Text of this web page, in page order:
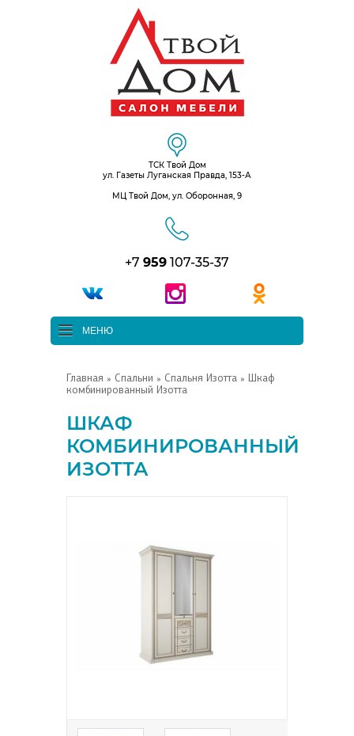
ТСК Твой Дом
ул. Газеты Луганская Правда, 153-А
МЦ Твой Дом, ул. Оборонная, 9
+7 959 107-35-37
МЕНЮ
Главная » Спальни » Спальня Изотта » Шкаф
комбинированный Изотта
ШКАФ
КОМБИНИРОВАННЫЙ
ИЗОТТА